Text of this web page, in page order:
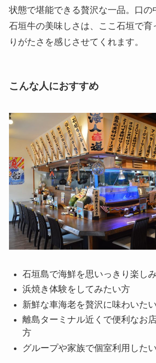
状態で堪能できる贅沢な一品。口の
石垣牛の美味しさは、ここ石垣で育
りがたさを感じさせてくれます。
こんな人におすすめ
石垣島で海鮮を思いっきり楽し
浜焼き体験をしてみたい方
新鮮な車海老を贅沢に味わいた
離島ターミナル近くで便利なお
方
グループや家族で個室利用した